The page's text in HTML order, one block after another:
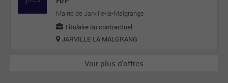
Mairie de Jarville-la-Malgrange
Titulaire ou contractuel
JARVILLE LA MALGRANG
Voir plus d'offres